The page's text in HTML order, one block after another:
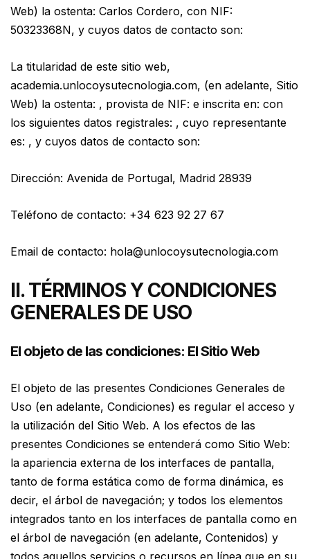
Web) la ostenta: Carlos Cordero, con NIF:
50323368N, y cuyos datos de contacto son:
La titularidad de este sitio web,
academia.unlocoysutecnologia.com, (en adelante, Sitio
Web) la ostenta: , provista de NIF: e inscrita en: con
los siguientes datos registrales: , cuyo representante
es: , y cuyos datos de contacto son:
Dirección: Avenida de Portugal, Madrid 28939
Teléfono de contacto: +34 623 92 27 67
Email de contacto: hola@unlocoysutecnologia.com
II. TÉRMINOS Y CONDICIONES
GENERALES DE USO
El objeto de las condiciones: El Sitio Web
El objeto de las presentes Condiciones Generales de
Uso (en adelante, Condiciones) es regular el acceso y
la utilización del Sitio Web. A los efectos de las
presentes Condiciones se entenderá como Sitio Web:
la apariencia externa de los interfaces de pantalla,
tanto de forma estática como de forma dinámica, es
decir, el árbol de navegación; y todos los elementos
integrados tanto en los interfaces de pantalla como en
el árbol de navegación (en adelante, Contenidos) y
todos aquellos servicios o recursos en línea que en su